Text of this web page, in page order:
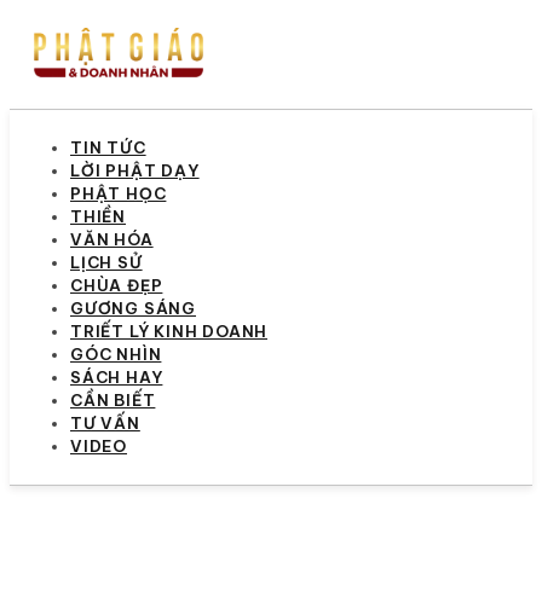
TIN TỨC
LỜI PHẬT DẠY
PHẬT HỌC
THIỀN
VĂN HÓA
LỊCH SỬ
CHÙA ĐẸP
GƯƠNG SÁNG
TRIẾT LÝ KINH DOANH
GÓC NHÌN
SÁCH HAY
CẦN BIẾT
TƯ VẤN
VIDEO